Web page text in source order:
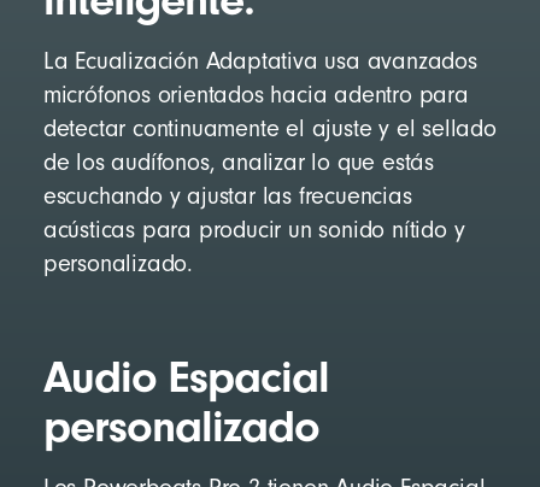
La Ecualización Adaptativa usa avanzados
micrófonos orientados hacia adentro para
detectar continuamente el ajuste y el sellado
de los audífonos, analizar lo que estás
escuchando y ajustar las frecuencias
acústicas para producir un sonido nítido y
personalizado.
Audio Espacial
personalizado